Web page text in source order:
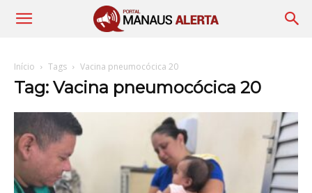
Início Tags Vacina pneumocócica 20
Tag: Vacina pneumocócica 20